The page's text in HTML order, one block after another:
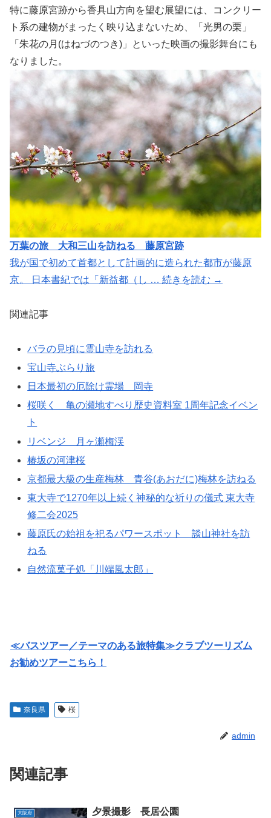
特に藤原宮跡から香具山方向を望む展望には、コンクリー
ト系の建物がまったく映り込まないため、「光男の栗」
「朱花の月(はねづのつき)」といった映画の撮影舞台にも
なりました。
万葉の旅 大和三山を訪ねる 藤原宮跡
我が国で初めて首都として計画的に造られた都市が藤原
京。 日本書紀では「新益都（し … 続きを読む →
関連記事
バラの見頃に霊山寺を訪れる
宝山寺ぶらり旅
日本最初の厄除け霊場 岡寺
桜咲く 亀の瀬地すべり歴史資料室 1周年記念イベン
ト
リベンジ 月ヶ瀬梅渓
椿坂の河津桜
京都最大級の生産梅林 青谷(あおだに)梅林を訪ねる
東大寺で1270年以上続く神秘的な祈りの儀式 東大寺
修二会2025
藤原氏の始祖を祀るパワースポット 談山神社を訪
ねる
自然流菓子処「川端風太郎」
≪バスツアー／テーマのある旅特集≫クラブツーリズム
お勧めツアーこちら！
奈良県 桜
admin
関連記事
大阪府 夕景撮影 長居公園